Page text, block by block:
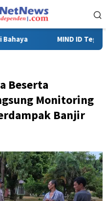
Bagi PT Vale di
Beserta
Monitoring
Banjir